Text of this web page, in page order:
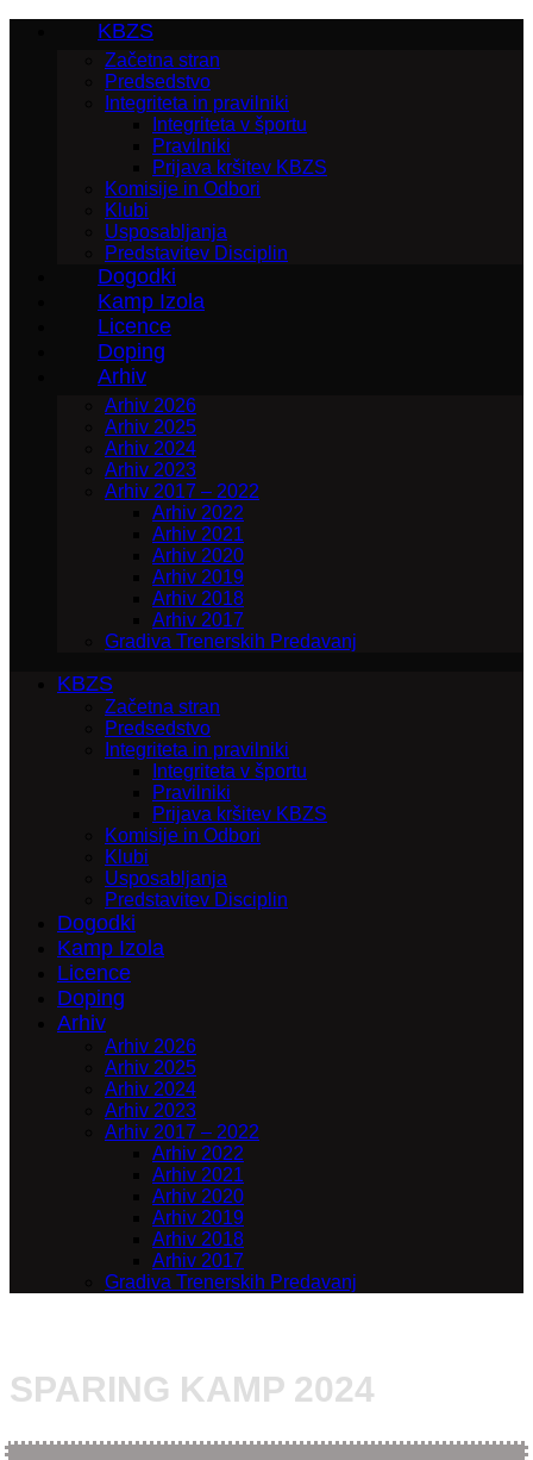
KBZS
Začetna stran
Predsedstvo
Integriteta in pravilniki
Integriteta v športu
Pravilniki
Prijava kršitev KBZS
Komisije in Odbori
Klubi
Usposabljanja
Predstavitev Disciplin
Dogodki
Kamp Izola
Licence
Doping
Arhiv
Arhiv 2026
Arhiv 2025
Arhiv 2024
Arhiv 2023
Arhiv 2017 – 2022
Arhiv 2022
Arhiv 2021
Arhiv 2020
Arhiv 2019
Arhiv 2018
Arhiv 2017
Gradiva Trenerskih Predavanj
KBZS
Začetna stran
Predsedstvo
Integriteta in pravilniki
Integriteta v športu
Pravilniki
Prijava kršitev KBZS
Komisije in Odbori
Klubi
Usposabljanja
Predstavitev Disciplin
Dogodki
Kamp Izola
Licence
Doping
Arhiv
Arhiv 2026
Arhiv 2025
Arhiv 2024
Arhiv 2023
Arhiv 2017 – 2022
Arhiv 2022
Arhiv 2021
Arhiv 2020
Arhiv 2019
Arhiv 2018
Arhiv 2017
Gradiva Trenerskih Predavanj
SPARING KAMP 2024